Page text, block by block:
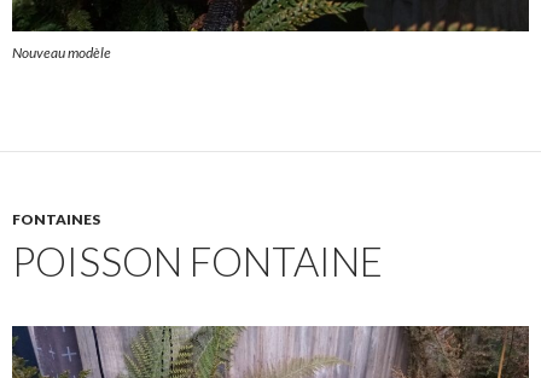
Nouveau modèle
FONTAINES
POISSON FONTAINE